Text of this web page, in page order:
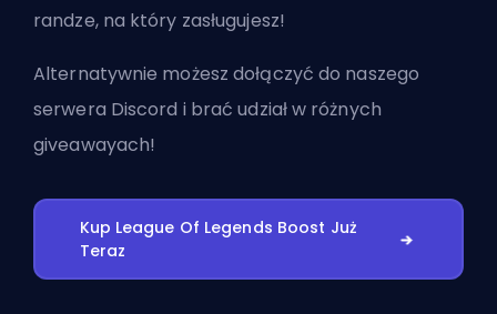
randze, na który zasługujesz!
Alternatywnie możeszdołączyć do naszego
serwera Discord i brać udział w różnych
giveawayach!
Kup League Of Legends Boost Już
Teraz